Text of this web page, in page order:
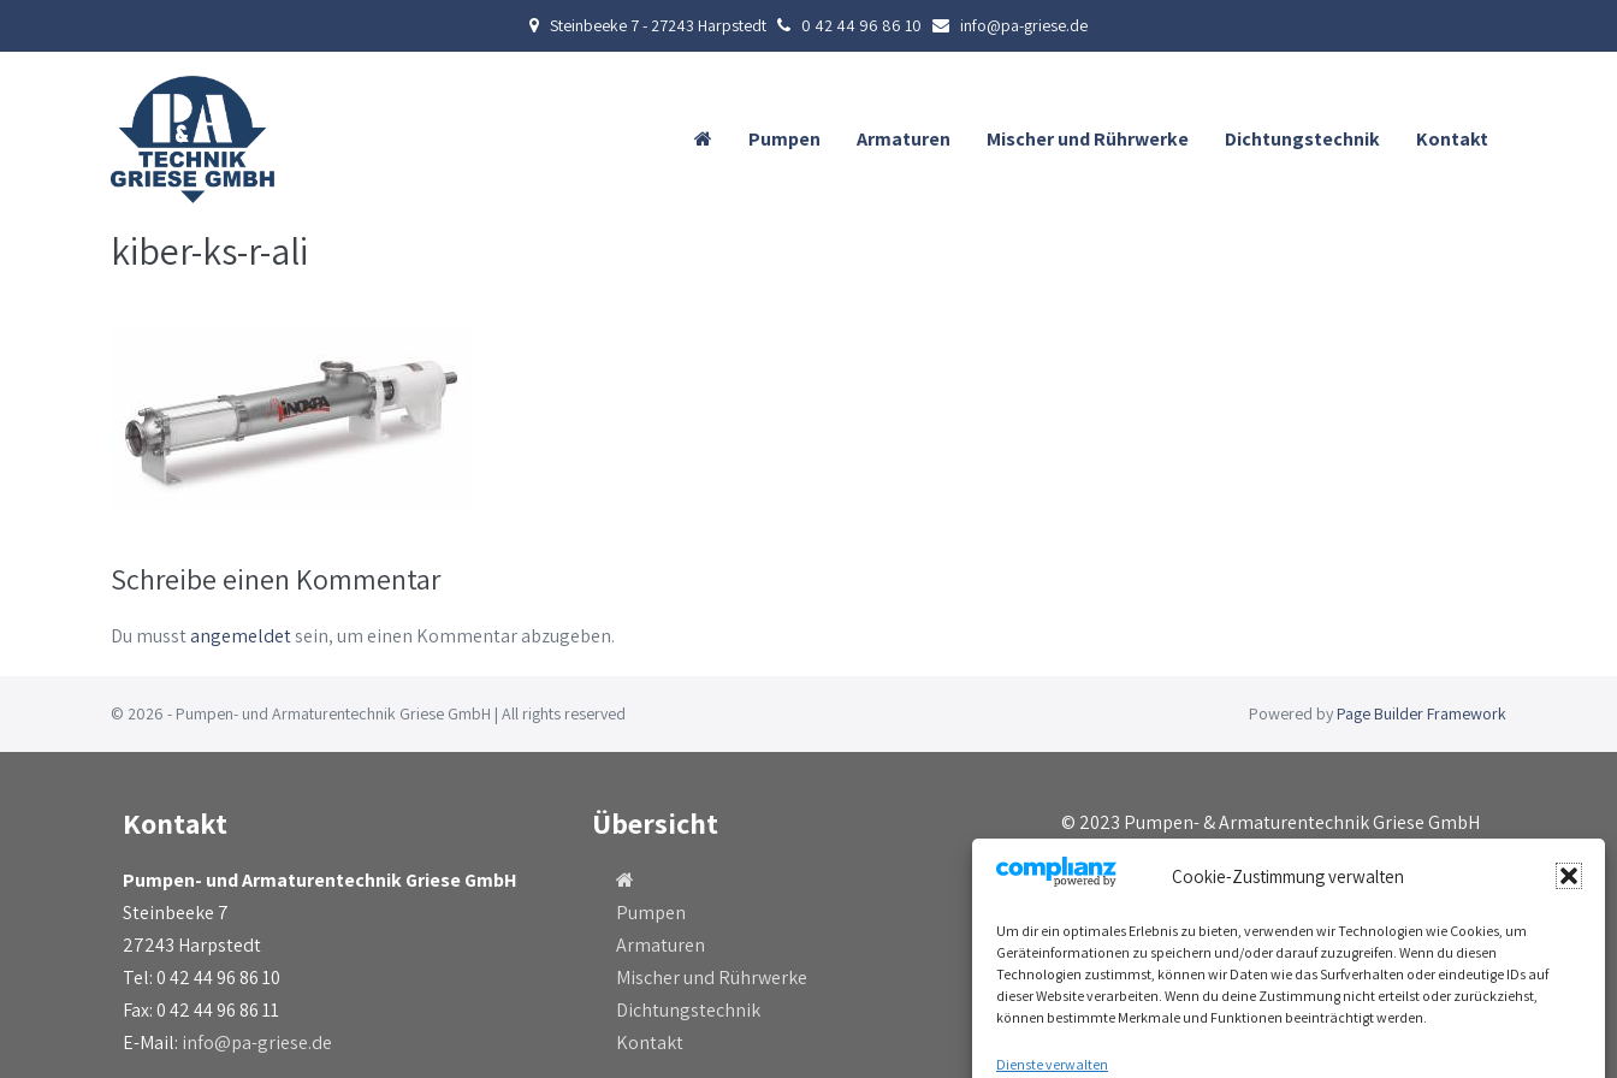
Cookie-Zustimmung verwalten
Um dir ein optimales Erlebnis zu bieten, verwenden wir Technologien wie Cookies, um
Geräteinformationen zu speichern und/oder darauf zuzugreifen. Wenn du diesen
Technologien zustimmst, können wir Daten wie das Surfverhalten oder eindeutige IDs auf
dieser Website verarbeiten. Wenn du deine Zustimmung nicht erteilst oder zurückziehst,
können bestimmte Merkmale und Funktionen beeinträchtigt werden.
Dienste verwalten
Inhalt
Steinbeeke 7 - 27243 Harpstedt 0 42 44 96 86 10 info@pa-griese.de
Pumpen Armaturen Mischer und Rührwerke Dichtungstechnik Kontakt
kiber-ks-r-ali
Schreibe einen Kommentar
Du musstangemeldetsein, um einen Kommentar abzugeben.
© 2026 - Pumpen- und Armaturentechnik Griese GmbH | All rights reserved Powered by Page Builder Framework
Kontakt
Pumpen- und Armaturentechnik Griese GmbH
Steinbeeke 7
27243 Harpstedt
Tel: 0 42 44 96 86 10
Fax: 0 42 44 96 86 11
E-Mail: info@pa-griese.de
Übersicht
Pumpen
Armaturen
Mischer und Rührwerke
Dichtungstechnik
Kontakt
© 2023 Pumpen- & Armaturentechnik Griese GmbH
Alle Rechte vorbehalten
Datenschutzerklärung